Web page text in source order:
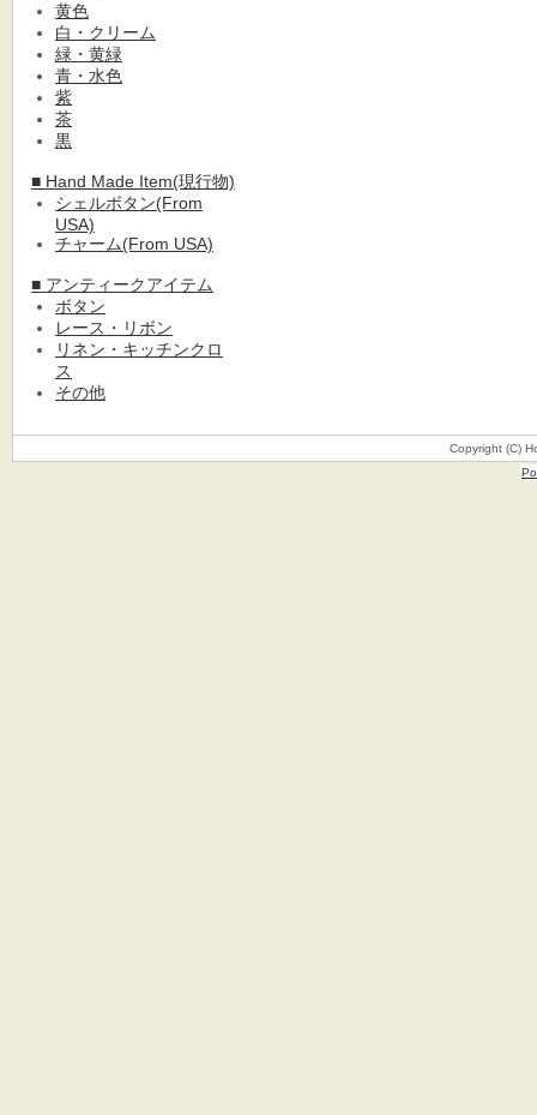
黄色
白・クリーム
緑・黄緑
青・水色
紫
茶
黒
■ Hand Made Item(現行物)
シェルボタン(From
USA)
チャーム(From USA)
■ アンティークアイテム
ボタン
レース・リボン
リネン・キッチンクロ
ス
その他
Copyright (C)